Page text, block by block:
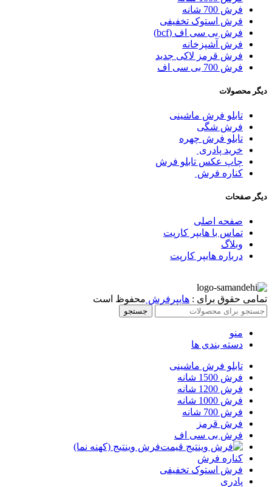
فرش 700 شانه
فرش استوک تخفیفی
فرش بی سی اف (bcf)
فرش آشپزخانه
فرش قرمز لاکی جدید
فرش 700 بی سی اف
دیگر محصولات
تابلو فرش ماشینی
فرش شگی
تابلو فرش چهره
خرید پادری
چاپ عکس تابلو فرش
کناره فرش
دیگر صفحات
صفحه اصلی
تماس با هایپر کارپت
وبلاگ
درباره هایپر کارپت
تمامی حقوق برای : هایپرفرش محفوظ است
جستجو
منو
دسته بندی ها
تابلو فرش ماشینی
فرش 1500 شانه
فرش 1200 شانه
فرش 1000 شانه
فرش 700 شانه
فرش قرمز
فرش بی سی اف
فرش وینتیج (کهنه نما)
کناره فرش
فرش استوک تخفیفی
پادری